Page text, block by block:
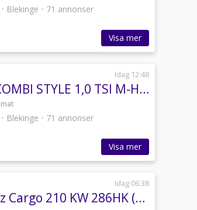
• Blekinge • 71 annonser
Visa mer
Idag 12:48
Skoda Octavia VIA COMBI STYLE 1,0 TSI M-HEV 110 HK
• Blekinge • 71 annonser
Visa mer
Idag 06:38
Volkswagen ID -buzz Cargo 210 KW 286HK (OMGÅENDE LEVERANS)